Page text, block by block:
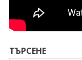
ТЪРСЕНЕ